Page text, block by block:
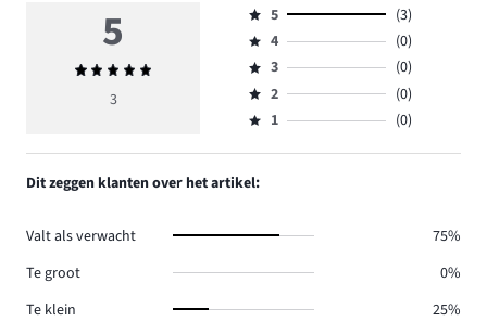
5
Gemiddelde
beoordeling
3
Beoordeling
5,
aantal
reviews
3.
5
(3)
Beoordeling
4,
aantal
reviews
4
(0)
Beoordeling
3,
aantal
3
(0)
Beoordeling
2,
0.
2
(0)
Beoordeling
1,
aantal
reviews
1 (0)
Dit zeggen klanten over het artikel:
Valt als verwacht
75%
Te groot
0%
Te klein
25%